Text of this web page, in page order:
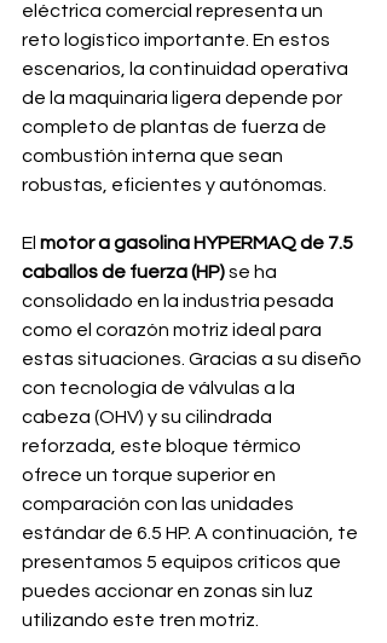
eléctrica comercial representa un
reto logístico importante. En estos
escenarios, la continuidad operativa
de la maquinaria ligera depende por
completo de plantas de fuerza de
combustión interna que sean
robustas, eficientes y autónomas.
El motor a gasolina HYPERMAQ de 7.5
caballos de fuerza (HP) se ha
consolidado en la industria pesada
como el corazón motriz ideal para
estas situaciones. Gracias a su diseño
con tecnología de válvulas a la
cabeza (OHV) y su cilindrada
reforzada, este bloque térmico
ofrece un torque superior en
comparación con las unidades
estándar de 6.5 HP. A continuación, te
presentamos 5 equipos críticos que
puedes accionar en zonas sin luz
utilizando este tren motriz.